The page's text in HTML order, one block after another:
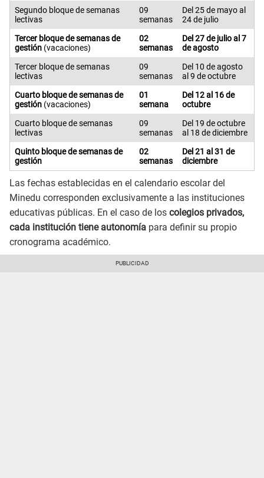
Segundo bloque de semanas
lectivas
09
semanas
Del 25 de mayo al
24 de julio
Tercer bloque de semanas de
gestión (vacaciones)
02
semanas
Del 27 de julio al 7
de agosto
Tercer bloque de semanas
lectivas
09
semanas
Del 10 de agosto
al 9 de octubre
Cuarto bloque de semanas de
gestión (vacaciones)
01
semana
Del 12 al 16 de
octubre
Cuarto bloque de semanas
lectivas
09
semanas
Del 19 de octubre
al 18 de diciembre
Quinto bloque de semanas de
gestión
02
semanas
Del 21 al 31 de
diciembre
Las fechas establecidas en el calendario escolar del
Minedu corresponden exclusivamente a las instituciones
educativas públicas. En el caso de los colegios privados,
cada institución tiene autonomía para definir su propio
cronograma académico.